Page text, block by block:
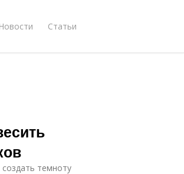
Новости Статьи
темноту